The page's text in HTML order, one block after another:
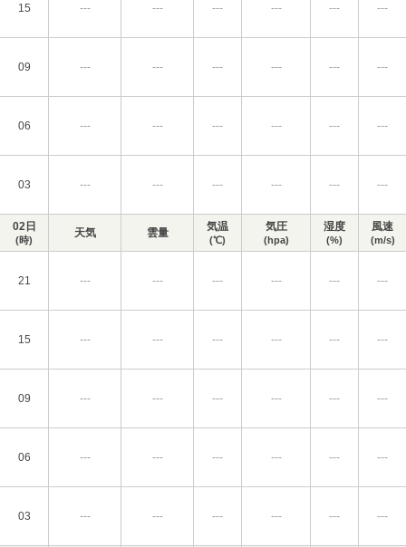
15 --- --- --- --- --- ---
09 --- --- --- --- --- ---
06 --- --- --- --- --- ---
03 --- --- --- --- --- ---
02日
(時)
天気 雲量 気温
(℃)
気圧
(hpa)
湿度
(%)
風速
(m/s)
21 --- --- --- --- --- ---
15 --- --- --- --- --- ---
09 --- --- --- --- --- ---
06 --- --- --- --- --- ---
03 --- --- --- --- --- ---